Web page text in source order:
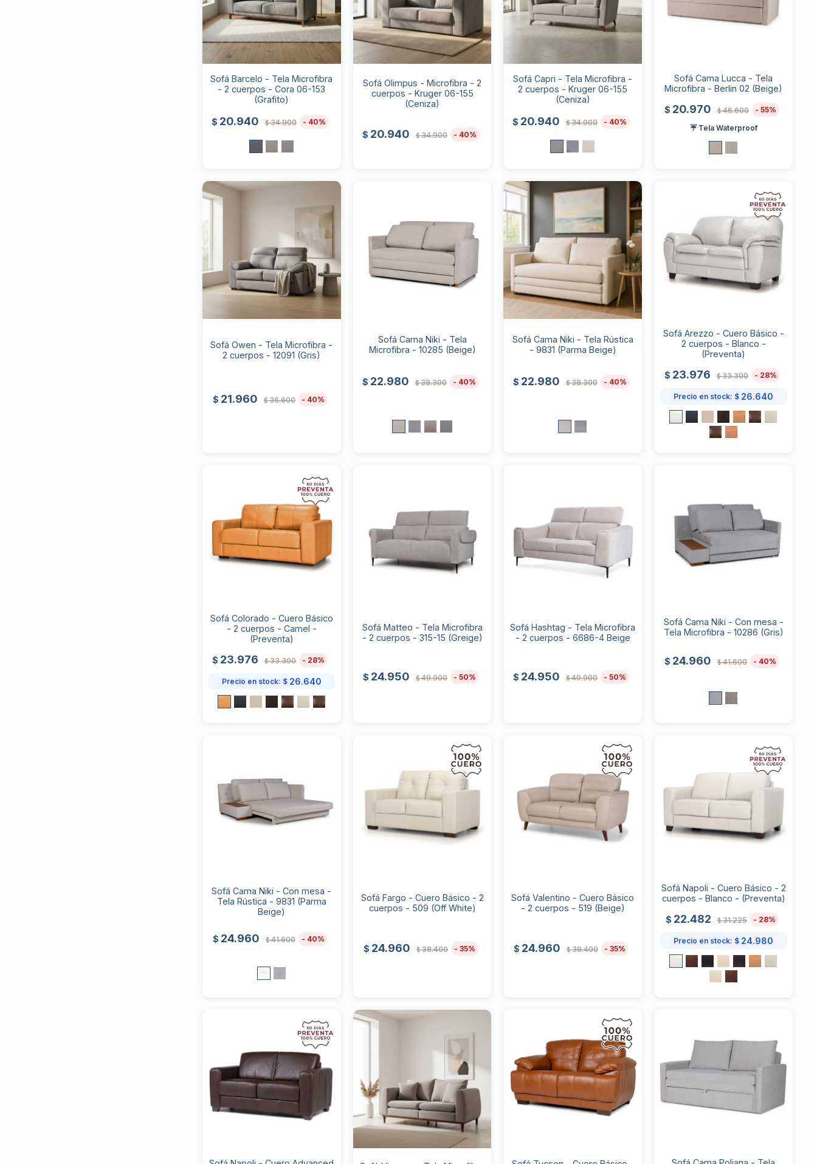
Sofá Barcelo - Tela Microfibra
- 2 cuerpos - Cora 06-153
(Grafito)
$ 20.940 $ 34.900 40
Sofá Olimpus - Microfibra - 2
cuerpos - Kruger 06-155
(Ceniza)
$ 20.940 $ 34.900 40
Sofá Capri - Tela Microfibra -
2 cuerpos - Kruger 06-155
(Ceniza)
$ 20.940 $ 34.900 40
Sofá Cama Lucca - Tela
Microfibra - Berlin 02 (Beige)
$ 20.970 $ 46.600
55
☔ Tela Waterproof
Sofá Owen - Tela Microfibra -
2 cuerpos - 12091 (Gris)
$ 21.960 $ 36.600 40
Sofá Cama Niki - Tela
Microfibra - 10285 (Beige)
$ 22.980 $ 38.300 40
Sofá Cama Niki - Tela Rústica
- 9831 (Parma Beige)
$ 22.980 $ 38.300 40
Sofá Arezzo - Cuero Básico -
2 cuerpos - Blanco -
(Preventa)
$ 23.976 $ 33.300 28
Precio en stock: $ 26.640
Sofá Colorado - Cuero Básico
- 2 cuerpos - Camel -
(Preventa)
$ 23.976 $ 33.300 28
Precio en stock: $ 26.640
Sofá Matteo - Tela Microfibra
- 2 cuerpos - 315-15 (Greige)
$ 24.950 $ 49.900 50
Sofá Hashtag - Tela Microfibra
- 2 cuerpos - 6686-4 Beige
$ 24.950 $ 49.900 50
Sofá Cama Niki - Con mesa -
Tela Microfibra - 10286 (Gris)
$ 24.960 $ 41.600 40
Sofá Cama Niki - Con mesa -
Tela Rústica - 9831 (Parma
Beige)
$ 24.960 $ 41.600 40
Sofá Fargo - Cuero Básico - 2
cuerpos - 509 (Off White)
$ 24.960 $ 38.400 35
Sofá Valentino - Cuero Básico
- 2 cuerpos - 519 (Beige)
$ 24.960 $ 38.400 35
Sofá Napoli - Cuero Básico - 2
cuerpos - Blanco - (Preventa)
$ 22.482 $ 31.225 28
Precio en stock: $ 24.980